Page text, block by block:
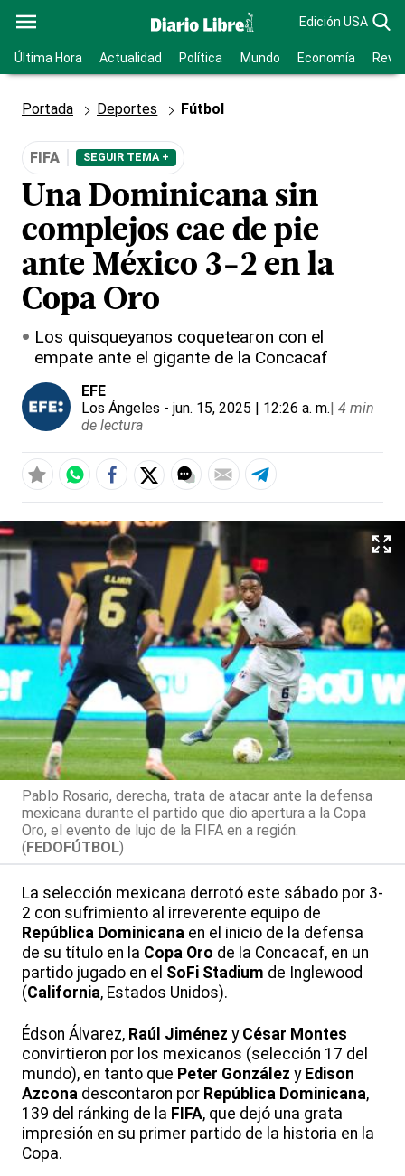
Edición USA
Última Hora Actualidad Política Mundo Economía
Portada Deportes Fútbol
FIFA SEGUIR TEMA +
Una Dominicana sin
complejos cae de pie
ante México 3-2 en la
Copa Oro
Los quisqueyanos coquetearon con el
empate ante el gigante de la Concacaf
EFE
Los Ángeles - jun. 15, 2025 | 12:26 a. m.| 4 min
de lectura
Pablo Rosario, derecha, trata de atacar ante la defensa
mexicana durante el partido que dio apertura a la Copa
Oro, el evento de lujo de la FIFA en a región.
(FEDOFÚTBOL)
La selección mexicana derrotó este sábado por 3-
2 con sufrimiento al irreverente equipo de
República Dominicana en el inicio de la defensa
de su título en la Copa Oro de la Concacaf, en un
partido jugado en el SoFi Stadium de Inglewood
(California, Estados Unidos).
Édson Álvarez, Raúl Jiménez y César Montes
convirtieron por los mexicanos (selección 17 del
mundo), en tanto que Peter González y Edison
Azcona descontaron por República Dominicana,
139 del ránking de la FIFA, que dejó una grata
impresión en su primer partido de la historia en la
Copa.